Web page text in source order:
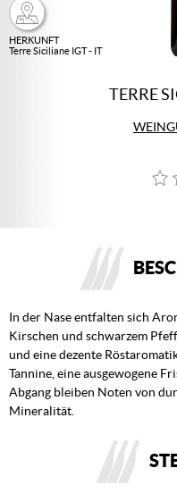
HERKUNFT
Terre Siciliane IGT - IT
TERRE
In der Nase entfalten sich
Kirschen und schwarzem
und eine dezente
Tannine, eine ausgewogene
Abgang bleiben Noten von
Mineralität.